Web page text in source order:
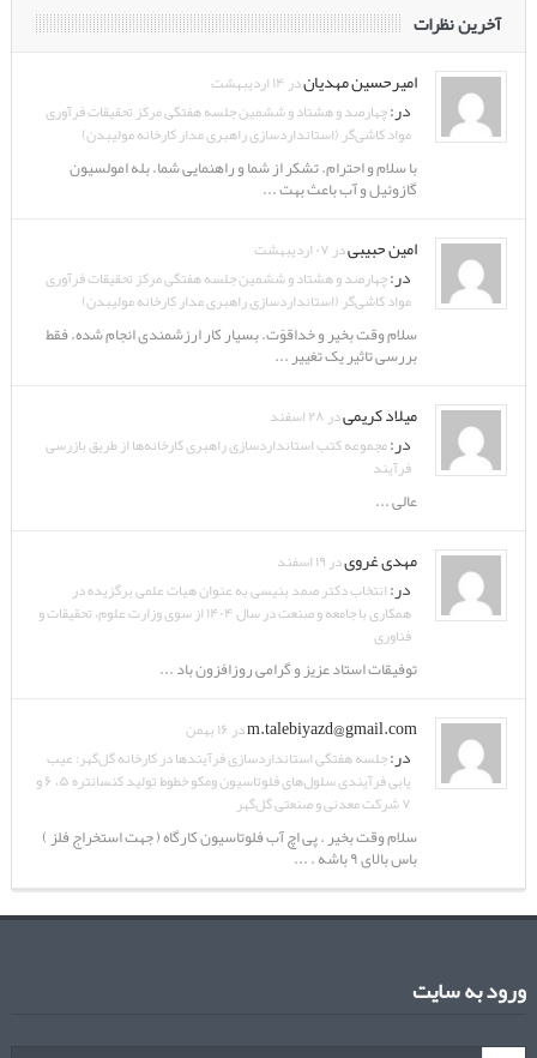
آخرین نظرات
امیرحسین مهدیاندر ۱۴ اردیبهشت
در:چهارصد و هشتاد و ششمین جلسه هفتگی مرکز تحقیقات فرآوری
مواد کاشی‌گر (استانداردسازی راهبری مدار کارخانه مولیبدن)
با سلام و احترام. تشکر از شما و راهنمایی شما. بله امولسیون
گازوئیل و آب باعث بهت ...
امین حبیبیدر ۰۷ اردیبهشت
در:چهارصد و هشتاد و ششمین جلسه هفتگی مرکز تحقیقات فرآوری
مواد کاشی‌گر (استانداردسازی راهبری مدار کارخانه مولیبدن)
سلام وقت بخیر و خداقوّت. بسیار کار ارزشمندی انجام شده. فقط
بررسی تاثیر یک تغییر ...
میلاد کریمیدر ۲۸ اسفند
در:مجموعه کتب استانداردسازی راهبری کارخانه‌ها از طریق بازرسی
فرآیند
عالی ...
مهدی غرویدر ۱۹ اسفند
در:انتخاب دکتر صمد بنیسی به عنوان هیات علمی برگزیده در
همکاری با جامعه و صنعت در سال ۱۴۰۴ از سوی وزارت علوم، تحقیقات و
فناوری
توفیقات استاد عزیز و گرامی روزافزون باد ...
m.talebiyazd@gmail.comدر ۱۶ بهمن
در:جلسه هفتگی استانداردسازی فرآیندها در کارخانه گل‌گهر: عیب
یابی فرآیندی سلول‌های فلوتاسیون ومکو خطوط تولید کنسانتره ۵، ۶ و
۷ شرکت معدنی و صنعتی گل‌گهر
سلام وقت بخیر . پی اچ آب فلوتاسیون کارگاه ( جهت استخراج فلز )
باس بالای ۹ باشه . ...
ورود به سایت